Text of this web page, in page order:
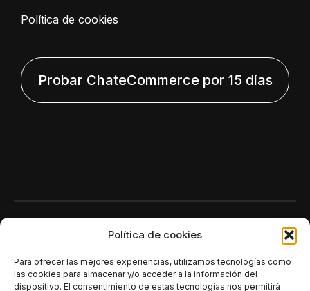
Polí­tica de cookies
Para ofrecer las mejores experiencias, utilizamos tecnologías como
las cookies para almacenar y/o acceder a la información del
dispositivo. El consentimiento de estas tecnologías nos permitirá
Política de cookies
Probar ChateCommerce por 15 días